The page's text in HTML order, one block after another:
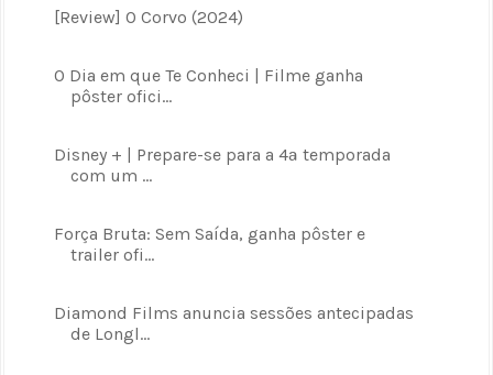
[Review] O Corvo (2024)
O Dia em que Te Conheci | Filme ganha
pôster ofici...
Disney + | Prepare-se para a 4ª temporada
com um ...
Força Bruta: Sem Saída, ganha pôster e
trailer ofi...
Diamond Films anuncia sessões antecipadas
de Longl...